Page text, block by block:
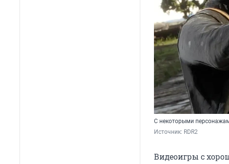
С некоторыми
Источник: RDR2
Видеоигры с